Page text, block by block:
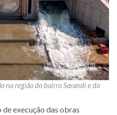
na região do bairro Sarandi e do
execução das obras